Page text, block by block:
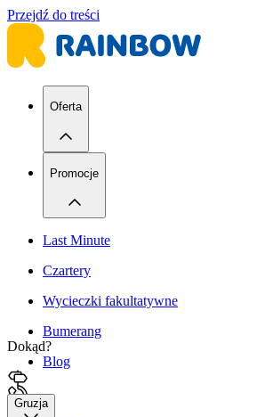
Przejdź do treści
Oferta
Promocje
Last Minute
Czartery
Wycieczki fakultatywne
Bumerang
Blog
Dokąd?
Gruzja